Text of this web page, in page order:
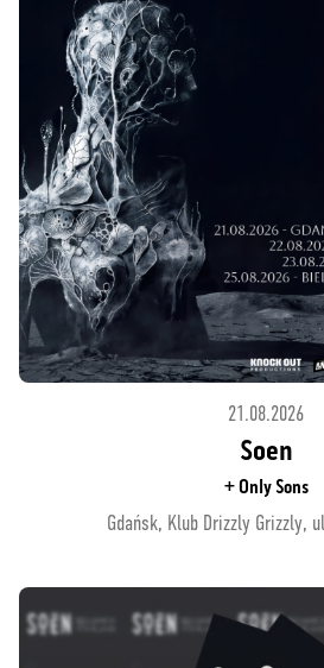
21.08.2026
Soen
+ Only Sons
Gdańsk, Klub Drizzly Grizzly,